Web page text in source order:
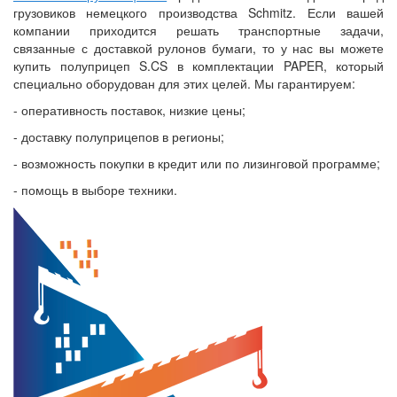
грузовиков немецкого производства Schmitz. Если вашей
компании приходится решать транспортные задачи,
связанные с доставкой рулонов бумаги, то у нас вы можете
купить полуприцеп S.CS в комплектации PAPER, который
специально оборудован для этих целей. Мы гарантируем:
- оперативность поставок, низкие цены;
- доставку полуприцепов в регионы;
- возможность покупки в кредит или по лизинговой программе;
- помощь в выборе техники.